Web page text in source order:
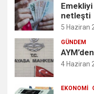
netleşti
5 Haziran
GÜNDEM
4 Haziran
EKONOMI